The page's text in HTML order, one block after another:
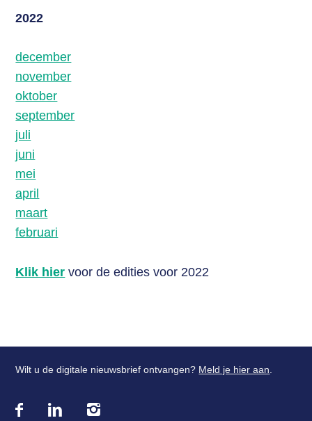
2022
december
november
oktober
september
juli
juni
mei
april
maart
februari
Klik hier voor de edities voor 2022
Wilt u de digitale nieuwsbrief ontvangen? Meld je hier aan.
Bezoek